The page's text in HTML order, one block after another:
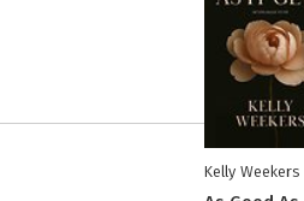
Kelly Weekers